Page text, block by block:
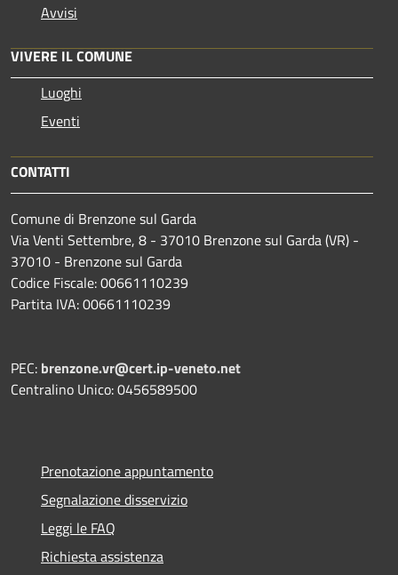
Avvisi
VIVERE IL COMUNE
Luoghi
Eventi
CONTATTI
Comune di Brenzone sul Garda
Via Venti Settembre, 8 - 37010 Brenzone sul Garda (VR) -
37010 - Brenzone sul Garda
Codice Fiscale: 00661110239
Partita IVA: 00661110239
PEC: brenzone.vr@cert.ip-veneto.net
Centralino Unico: 0456589500
Prenotazione appuntamento
Segnalazione disservizio
Leggi le FAQ
Richiesta assistenza